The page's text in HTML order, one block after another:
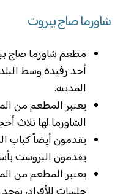
شاورما صاج بيروت
مطعم شاورما صاج
أحد رفيدة وسط
المدينة.
يعتبر المطعم من
الشاورما لها ثلاث
يقدمون أيضاً كباب
يقدمون البروست
يعتبر المطعم من